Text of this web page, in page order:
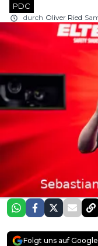
PDC
durch Oliver Ried
Folgt uns auf